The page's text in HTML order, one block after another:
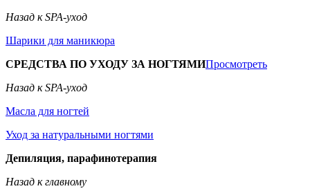
Назад к SPA-уход
Шарики для маникюра
СРЕДСТВА ПО УХОДУ ЗА НОГТЯМИПросмотреть
Назад к SPA-уход
Масла для ногтей
Уход за натуральными ногтями
Депиляция, парафинотерапия
Назад к главному